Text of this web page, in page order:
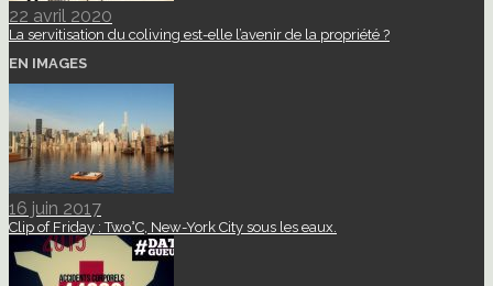
22 avril 2020
La servitisation du coliving est-elle l’avenir de la propriété ?
EN IMAGES
16 juin 2017
Clip of Friday : Two°C, New-York City sous les eaux.